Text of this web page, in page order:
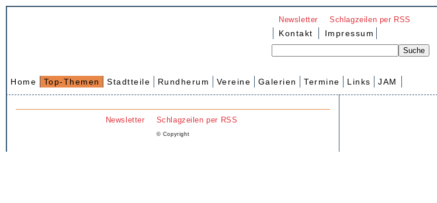
Newsletter Schlagzeilen per RSS
Kontakt Impressum
Home Top-Themen Stadtteile Rundherum Vereine Galerien Termine Links JAM
Newsletter Schlagzeilen per RSS
© Copyright